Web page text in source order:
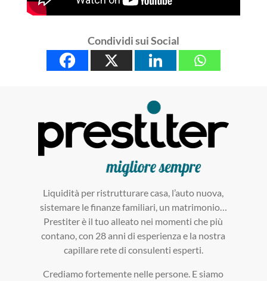
Condividi sui Social
Liquidità per ristrutturare casa, l’auto nuova,
sistemare le finanze familiari, un matrimonio…
Prestiter è il tuo alleato nei momenti che più
contano, con 28 anni di esperienza e la nostra
capillare rete di consulenti esperti.
Crediamo fortemente nelle persone. E siamo